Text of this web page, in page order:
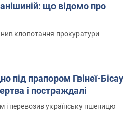
клопотання прокуратури
під прапором Гвінеї-Бісау
і постраждалі
і перевозив українську пшеницю